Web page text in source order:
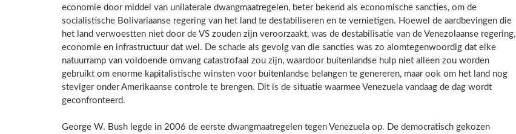
economie door middel van unilaterale dwangmaatregelen, beter bekend als economische sancties, om de
socialistische Bolivariaanse regering van het land te destabiliseren en te vernietigen. Hoewel de aardbevingen die
het land verwoestten niet door de VS zouden zijn veroorzaakt, was de destabilisatie van de Venezolaanse regering,
economie en infrastructuur dat wel. De schade als gevolg van die sancties was zo alomtegenwoordig dat elke
natuurramp van voldoende omvang catastrofaal zou zijn, waardoor buitenlandse hulp niet alleen zou worden
gebruikt om enorme kapitalistische winsten voor buitenlandse belangen te genereren, maar ook om het land nog
steviger onder Amerikaanse controle te brengen. Dit is de situatie waarmee Venezuela vandaag de dag wordt
geconfronteerd.
George W. Bush legde in 2006 de eerste dwangmaatregelen tegen Venezuela op. De democratisch gekozen